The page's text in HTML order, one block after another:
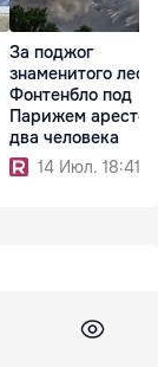
За поджог
знаменитого леса
Фонтенбло под
Парижем
два человека
14 Июл. 18:41
că